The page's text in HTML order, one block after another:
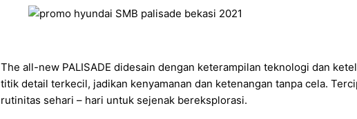
The all-new PALISADE didesain dengan keterampilan teknologi dan
titik detail terkecil, jadikan kenyamanan dan ketenangan tanpa cela.
rutinitas sehari – hari untuk sejenak bereksplorasi.